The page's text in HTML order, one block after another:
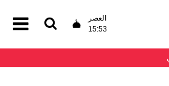
العصر
15:53